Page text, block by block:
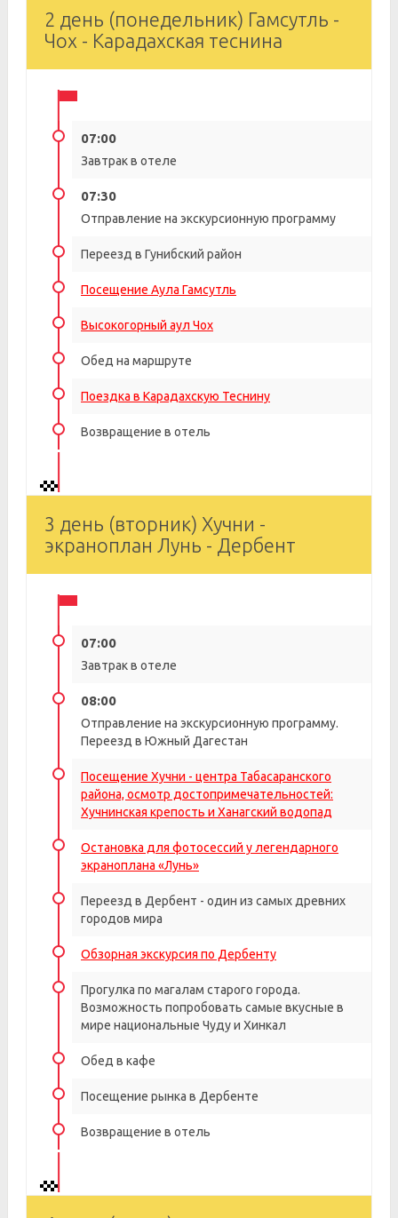
2 день (понедельник) Гамсутль -
Чох - Карадахская теснина
07:00
Завтрак в отеле
07:30
Отправление на экскурсионную программу
Переезд в Гунибский район
Посещение Аула Гамсутль
Высокогорный аул Чох
Обед на маршруте
Поездка в Карадахскую Теснину
Возвращение в отель
3 день (вторник) Хучни -
экраноплан Лунь - Дербент
07:00
Завтрак в отеле
08:00
Отправление на экскурсионную программу.
Переезд в Южный Дагестан
Посещение Хучни - центра Табасаранского
района, осмотр достопримечательностей:
Хучнинская крепость и Ханагский водопад
Остановка для фотосессий у легендарного
экраноплана «Лунь»
Переезд в Дербент - один из самых древних
городов мира
Обзорная экскурсия по Дербенту
Прогулка по магалам старого города.
Возможность попробовать самые вкусные в
мире национальные Чуду и Хинкал
Обед в кафе
Посещение рынка в Дербенте
Возвращение в отель